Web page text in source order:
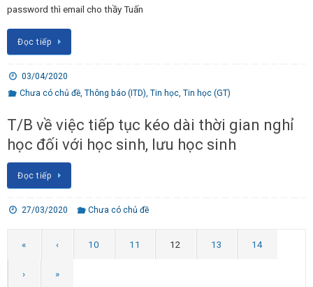
password thì email cho thầy Tuấn
Đọc tiếp
03/04/2020
Chưa có chủ đề, Thông báo (ITD) Tin học, Tin học (GT)
T/B về việc tiếp tục kéo dài thời gian nghỉ
học đối với học sinh, lưu học sinh
Đọc tiếp
27/03/2020 Chưa có chủ đề
« ‹ 10 11 12 13 14
› »